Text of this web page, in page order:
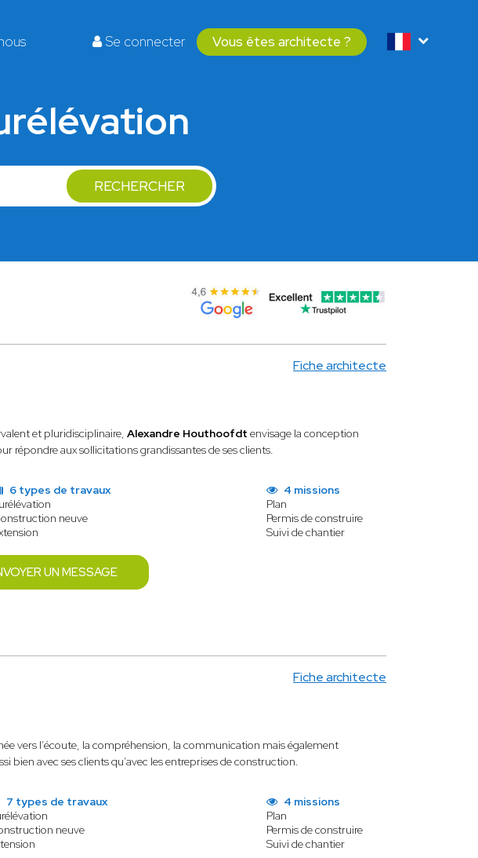
Se connecter Vous êtes architecte ?
RECHERCHER
Fiche architecte
et pluridisciplinaire, Alexandre Houthoofdt envisage la conception
répondre aux sollicitations grandissantes de ses clients.
6 types de travaux
neuve
4 missions
Plan
Permis de construire
Suivi de chantier
UN MESSAGE
Fiche architecte
vers l’écoute, la compréhension, la communication mais également
bien avec ses clients qu’avec les entreprises de construction.
7 types de travaux
neuve
4 missions
Plan
Permis de construire
Suivi de chantier